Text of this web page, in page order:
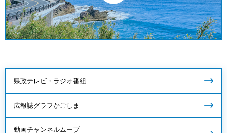
県政テレビ・ラジオ番組
広報誌グラフかごしま
動画チャンネルムーブ